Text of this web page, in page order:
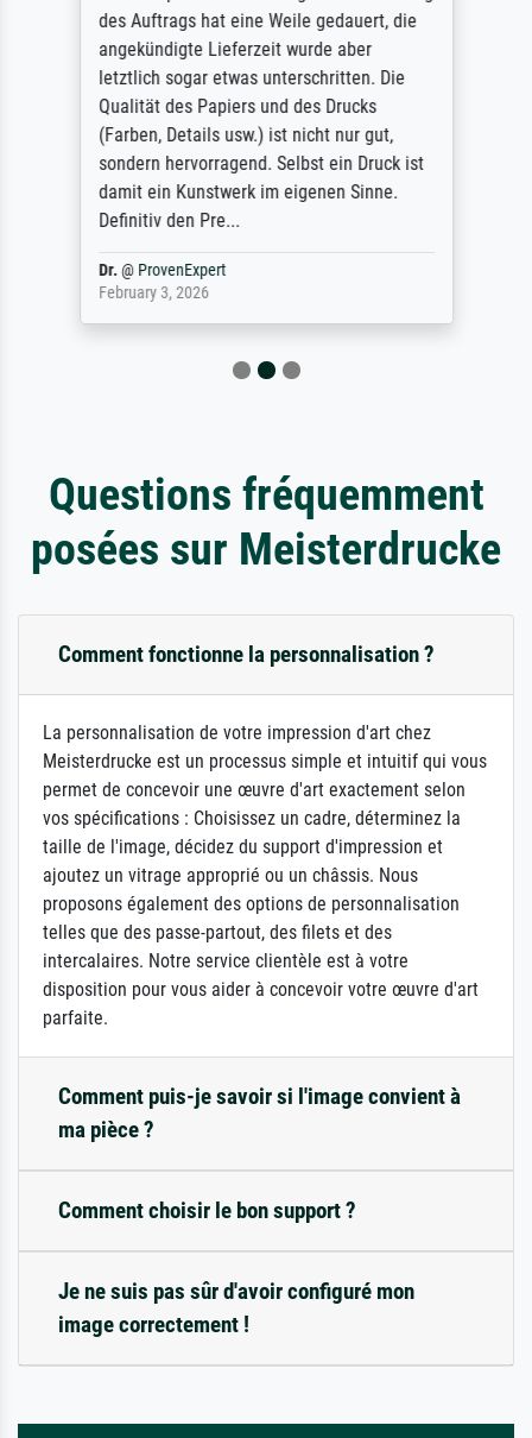
des Auftrags hat eine Weile gedauert, die
angekündigte Lieferzeit wurde aber
letztlich sogar etwas unterschritten. Die
Qualität des Papiers und des Drucks
(Farben, Details usw.) ist nicht nur gut,
sondern hervorragend. Selbst ein Druck ist
damit ein Kunstwerk im eigenen Sinne.
Definitiv den Pre...
Dr.@ ProvenExpert
February 3, 2026
Questions fréquemment
posées sur Meisterdrucke
Comment fonctionne la personnalisation ?
La personnalisation de votre impression d'art chez
Meisterdrucke est un processus simple et intuitif qui vous
permet de concevoir une œuvre d'art exactement selon
vos spécifications : Choisissez un cadre, déterminez la
taille de l'image, décidez du support d'impression et
ajoutez un vitrage approprié ou un châssis. Nous
proposons également des options de personnalisation
telles que des passe-partout, des filets et des
intercalaires. Notre service clientèle est à votre
disposition pour vous aider à concevoir votre œuvre d'art
parfaite.
Comment puis-je savoir si l'image convient à
ma pièce ?
Comment choisir le bon support ?
Je ne suis pas sûr d'avoir configuré mon
image correctement !